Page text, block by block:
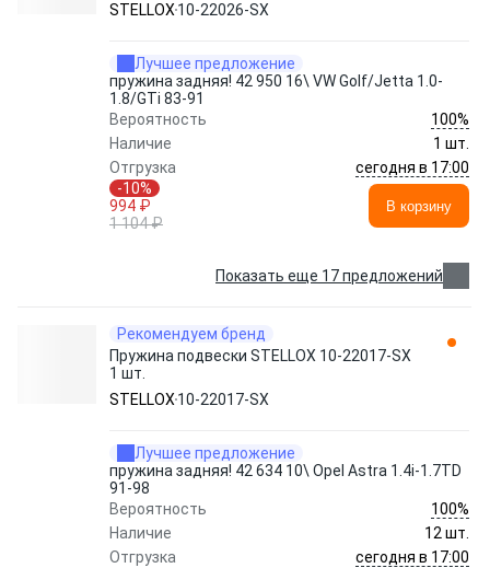
STELLOX 10-22026-SX
Лучшее предложение
пружина задняя! 42 950 16\ VW Golf/Jetta 1.0-
1.8/GTi 83-91
Вероятность
100%
Наличие
1 шт.
Отгрузка
сегодня в 17:00
-10%
994 ₽
1 104 ₽
В корзину
Показать еще 17 предложений
Рекомендуем бренд
Пружина подвески STELLOX 10-22017-SX
1 шт.
STELLOX 10-22017-SX
Лучшее предложение
пружина задняя! 42 634 10\ Opel Astra 1.4i-1.7TD
91-98
Вероятность
100%
Наличие
12 шт.
Отгрузка
сегодня в 17:00